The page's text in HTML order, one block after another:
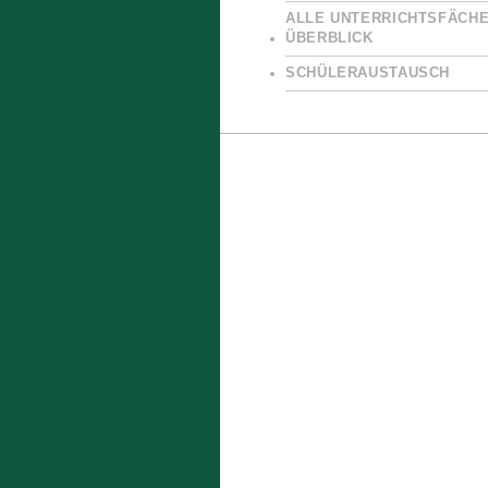
ALLE
ÜBERBLICK
SCHÜLERAUSTAUSCH